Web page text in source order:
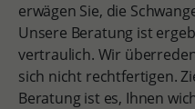
erwägen Sie, die
Unsere Beratung ist
vertraulich. Wir
sich nicht rechtfertigen.
Beratung ist es, Ihnen